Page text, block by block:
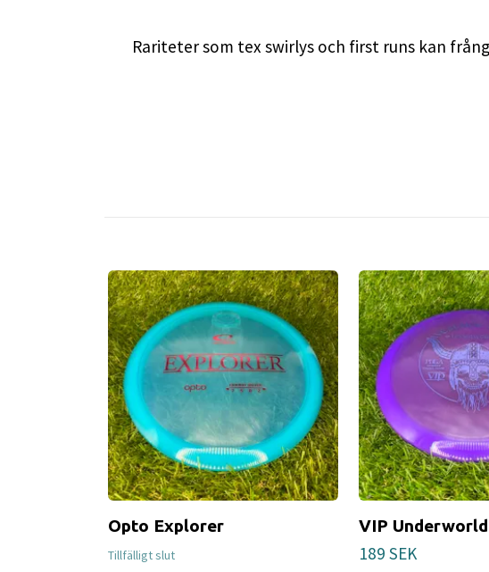
Rariteter som tex swirlys och first runs kan
Opto Explorer
Tillfälligt slut
VIP Underworld
189 SEK